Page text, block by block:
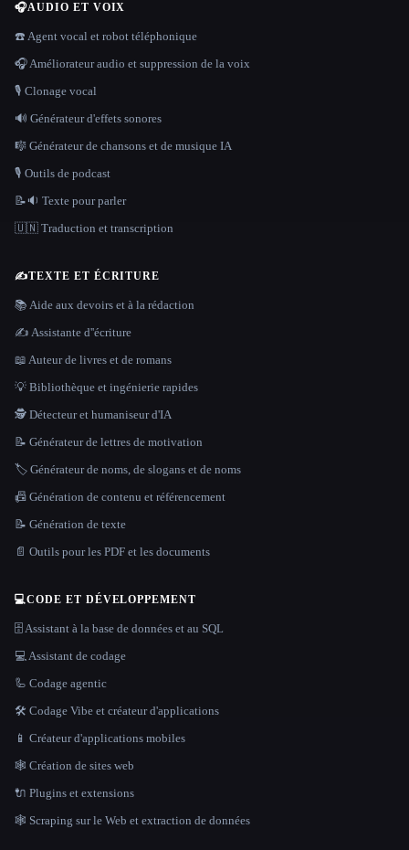
🎧AUDIO ET VOIX
☎️ Agent vocal et robot téléphonique
🎧 Améliorateur audio et suppression de la voix
🎙️ Clonage vocal
🔊 Générateur d'effets sonores
🎼 Générateur de chansons et de musique IA
🎙️ Outils de podcast
📝🔉 Texte pour parler
🇺🇳 Traduction et transcription
✍️TEXTE ET ÉCRITURE
📚 Aide aux devoirs et à la rédaction
✍️ Assistante d''écriture
📖 Auteur de livres et de romans
💡 Bibliothèque et ingénierie rapides
🕵️ Détecteur et humaniseur d'IA
📝 Générateur de lettres de motivation
🏷️ Générateur de noms, de slogans et de noms
📠 Génération de contenu et référencement
📝 Génération de texte
📄 Outils pour les PDF et les documents
💻CODE ET DÉVELOPPEMENT
🗄️ Assistant à la base de données et au SQL
💻 Assistant de codage
🦾 Codage agentic
🛠️ Codage Vibe et créateur d'applications
📱 Créateur d'applications mobiles
🕸 Création de sites web
🔌 Plugins et extensions
🕸️ Scraping sur le Web et extraction de données